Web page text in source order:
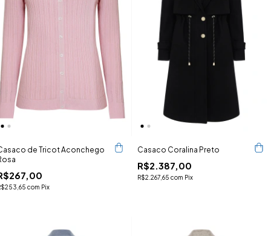
de Tricot Aconchego
com Pix
Casaco Coralina Preto
R$2.387,00
R$2.267,65 com Pix